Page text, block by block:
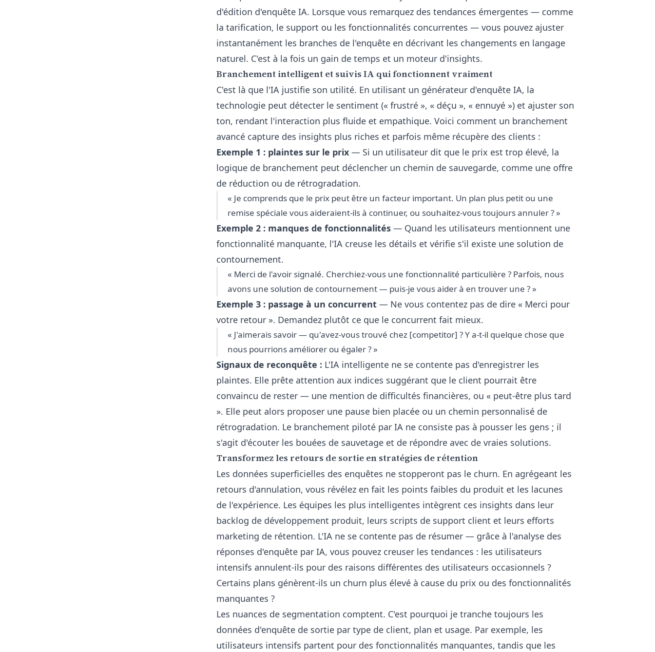
d'édition d'enquête IA. Lorsque vous remarquez des tendances émergentes — comme
la tarification, le support ou les fonctionnalités concurrentes — vous pouvez ajuster
instantanément les branches de l'enquête en décrivant les changements en langage
naturel. C'est à la fois un gain de temps et un moteur d'insights.
Branchement intelligent et suivis IA qui fonctionnent vraiment
C'est là que l'IA justifie son utilité. En utilisant un générateur d'enquête IA, la
technologie peut détecter le sentiment (« frustré », « déçu », « ennuyé ») et ajuster son
ton, rendant l'interaction plus fluide et empathique. Voici comment un branchement
avancé capture des insights plus riches et parfois même récupère des clients :
Exemple 1 : plaintes sur le prix — Si un utilisateur dit que le prix est trop élevé, la
logique de branchement peut déclencher un chemin de sauvegarde, comme une offre
de réduction ou de rétrogradation.
« Je comprends que le prix peut être un facteur important. Un plan plus petit ou une
remise spéciale vous aideraient-ils à continuer, ou souhaitez-vous toujours annuler ? »
Exemple 2 : manques de fonctionnalités — Quand les utilisateurs mentionnent une
fonctionnalité manquante, l'IA creuse les détails et vérifie s'il existe une solution de
contournement.
« Merci de l'avoir signalé. Cherchiez-vous une fonctionnalité particulière ? Parfois, nous
avons une solution de contournement — puis-je vous aider à en trouver une ? »
Exemple 3 : passage à un concurrent — Ne vous contentez pas de dire « Merci pour
votre retour ». Demandez plutôt ce que le concurrent fait mieux.
« J'aimerais savoir — qu'avez-vous trouvé chez [competitor] ? Y a-t-il quelque chose que
nous pourrions améliorer ou égaler ? »
Signaux de reconquête : L'IA intelligente ne se contente pas d'enregistrer les
plaintes. Elle prête attention aux indices suggérant que le client pourrait être
convaincu de rester — une mention de difficultés financières, ou « peut-être plus tard
». Elle peut alors proposer une pause bien placée ou un chemin personnalisé de
rétrogradation. Le branchement piloté par IA ne consiste pas à pousser les gens ; il
s'agit d'écouter les bouées de sauvetage et de répondre avec de vraies solutions.
Transformez les retours de sortie en stratégies de rétention
Les données superficielles des enquêtes ne stopperont pas le churn. En agrégeant les
retours d'annulation, vous révélez en fait les points faibles du produit et les lacunes
de l'expérience. Les équipes les plus intelligentes intègrent ces insights dans leur
backlog de développement produit, leurs scripts de support client et leurs efforts
marketing de rétention. L'IA ne se contente pas de résumer — grâce à l'analyse des
réponses d'enquête par IA, vous pouvez creuser les tendances : les utilisateurs
intensifs annulent-ils pour des raisons différentes des utilisateurs occasionnels ?
Certains plans génèrent-ils un churn plus élevé à cause du prix ou des fonctionnalités
manquantes ?
Les nuances de segmentation comptent. C'est pourquoi je tranche toujours les
données d'enquête de sortie par type de client, plan et usage. Par exemple, les
utilisateurs intensifs partent pour des fonctionnalités manquantes, tandis que les